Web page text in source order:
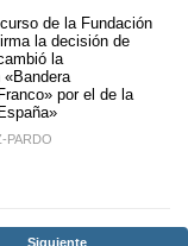
de la Fundación
la decisión de
la
«Bandera
por el de la
PARDO
Siguiente